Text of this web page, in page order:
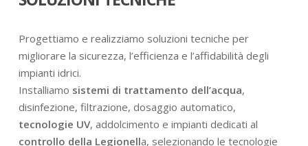
Progettiamo e realizziamo soluzioni tecniche per
migliorare la sicurezza, l’efficienza e l’affidabilità degli
impianti idrici.
Installiamo sistemi di trattamento dell’acqua,
disinfezione, filtrazione, dosaggio automatico,
tecnologie UV, addolcimento e impianti dedicati al
controllo della Legionella, selezionando le tecnologie